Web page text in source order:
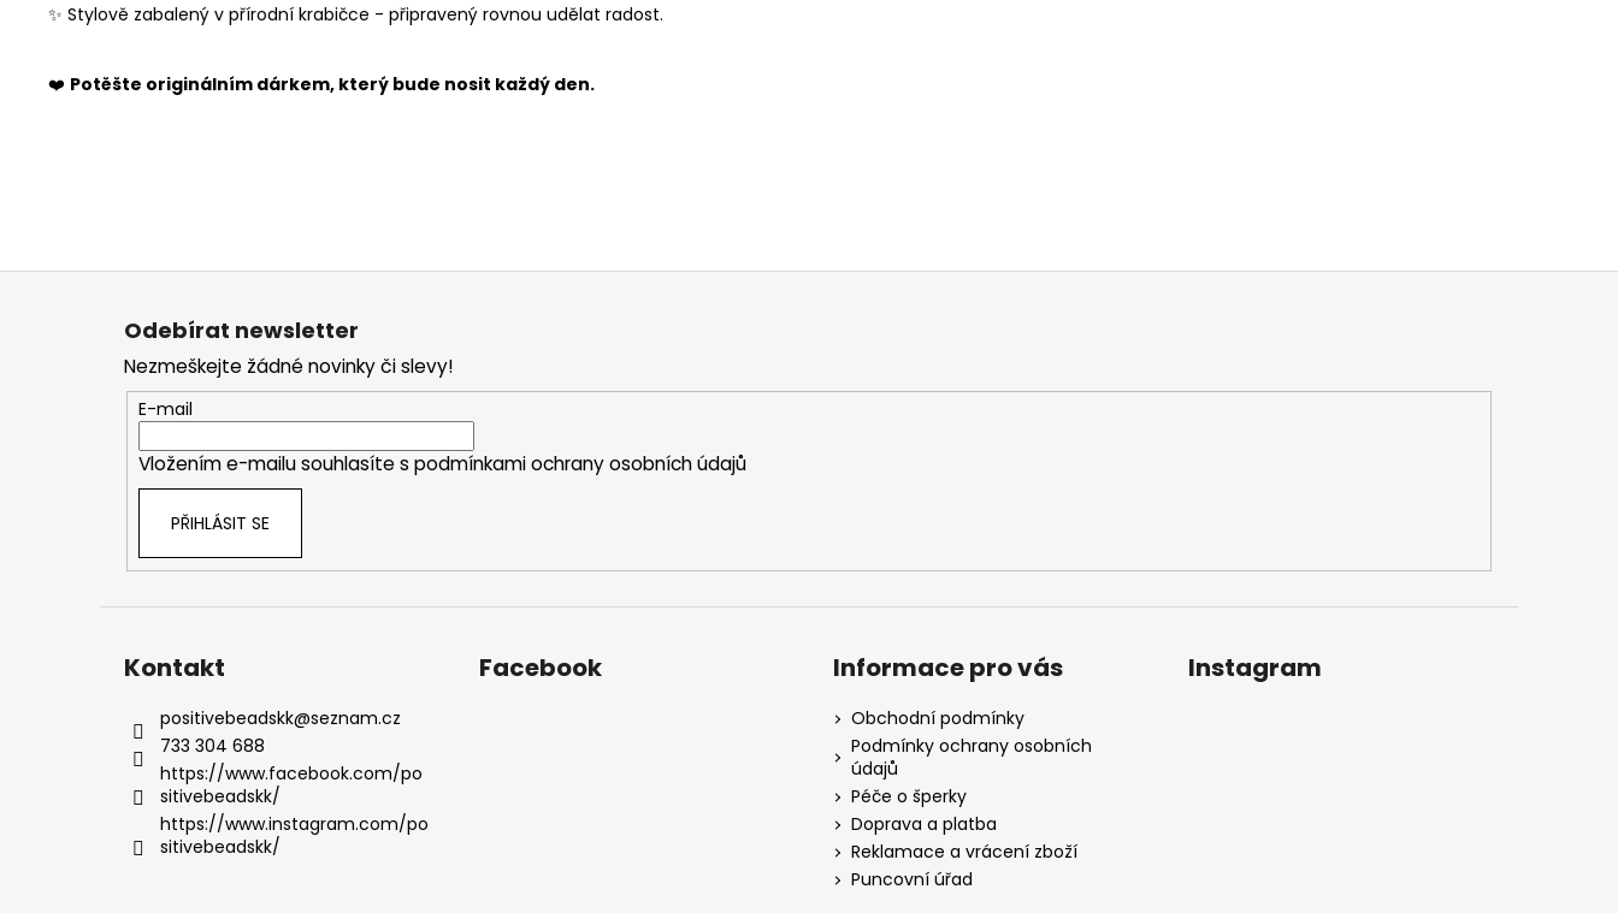
✨ Stylově zabalený v přírodní krabičce - připravený rovnou udělat radost.
❤️ Potěšte originálním dárkem, který bude nosit každý den.
Z
Odebírat newsletter
Nezmeškejte žádné novinky či slevy!
E-mail
Vložením e-mailu souhlasíte s podmínkami ochrany osobních údajů
PŘIHLÁSIT SE
Kontakt
positivebeadskk@seznam.cz
733 304 688
https://www.facebook.com/po
sitivebeadskk/
https://www.instagram.com/po
sitivebeadskk/
Facebook Informace pro vás
Obchodní podmínky
Podmínky ochrany osobních
údajů
Péče o šperky
Doprava a platba
Reklamace a vrácení zboží
Puncovní úřad
Instagram